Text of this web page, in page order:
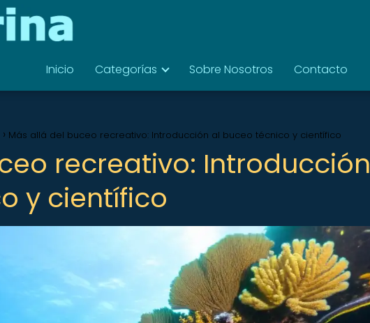
Inicio Categorías Sobre Nosotros Contacto
Más allá del buceo recreativo: Introducción al buceo técnico y científico
recreativo: Introducción
y científico